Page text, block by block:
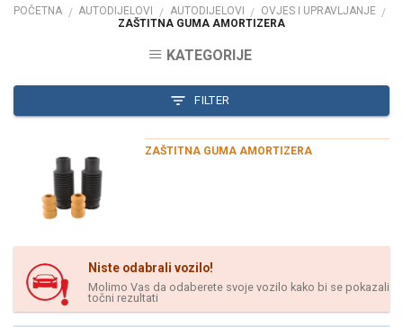
POČETNA / AUTODIJELOVI / AUTODIJELOVI / OVJES I UPRAVLJANJE /
ZAŠTITNA GUMA AMORTIZERA
KATEGORIJE
FILTER
ZAŠTITNA GUMA AMORTIZERA
Niste odabrali vozilo!
Molimo Vas da odaberete svoje vozilo kako bi se pokazali
točni rezultati